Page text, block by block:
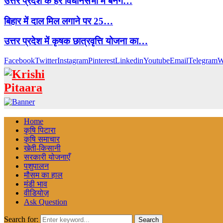
बिहार में दाल मिल लगाने पर 25…
उत्तर प्रदेश में कृषक छात्रवृत्ति योजना का…
FacebookTwitterInstagramPinterestLinkedinYoutubeEmailTelegram
Home
कृषि पिटारा
कृषि समाचार
खेती-किसानी
सरकारी योजनाएँ
पशुपालन
मौसम का हाल
मंडी भाव
वीडियोज़
Ask Question
Search for: Search